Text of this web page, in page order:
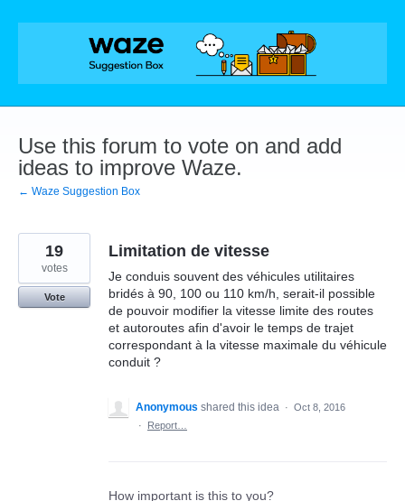
Skip
Use this forum to vote on and add
ideas to improve Waze.
← Waze Suggestion Box
Limitation de vitesse
Je conduis souvent des véhicules utilitaires
bridés à 90, 100 ou 110 km/h, serait-il possible
de pouvoir modifier la vitesse limite des routes
et autoroutes afin d'avoir le temps de trajet
correspondant à la vitesse maximale du véhicule
conduit ?
19
votes
Vote
Anonymous shared this idea · Oct 8, 2016
·
Report…
How important is this to you?